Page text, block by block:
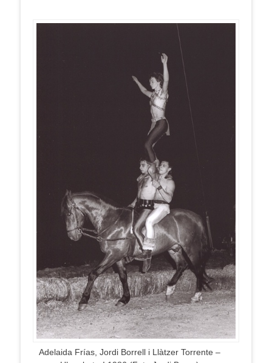
Adelaida Frías, Jordi Borrell i Llàtzer Torrente –